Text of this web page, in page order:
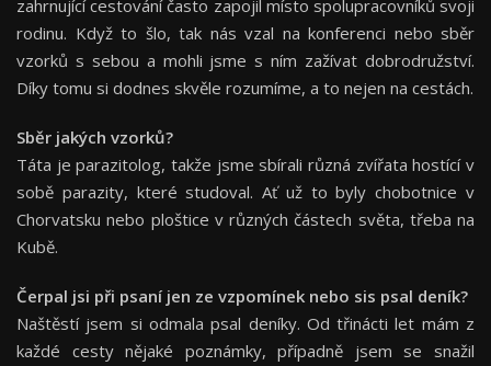
zahrnující cestování často zapojil místo spolupracovníků svoji
rodinu. Když to šlo, tak nás vzal na konferenci nebo sběr
vzorků s sebou a mohli jsme s ním zažívat dobrodružství.
Díky tomu si dodnes skvěle rozumíme, a to nejen na cestách.
Sběr jakých vzorků?
Táta je parazitolog, takže jsme sbírali různá zvířata hostící v
sobě parazity, které studoval. Ať už to byly chobotnice v
Chorvatsku nebo ploštice v různých částech světa, třeba na
Kubě.
Čerpal jsi při psaní jen ze vzpomínek nebo sis psal deník?
Naštěstí jsem si odmala psal deníky. Od třinácti let mám z
každé cesty nějaké poznámky, případně jsem se snažil